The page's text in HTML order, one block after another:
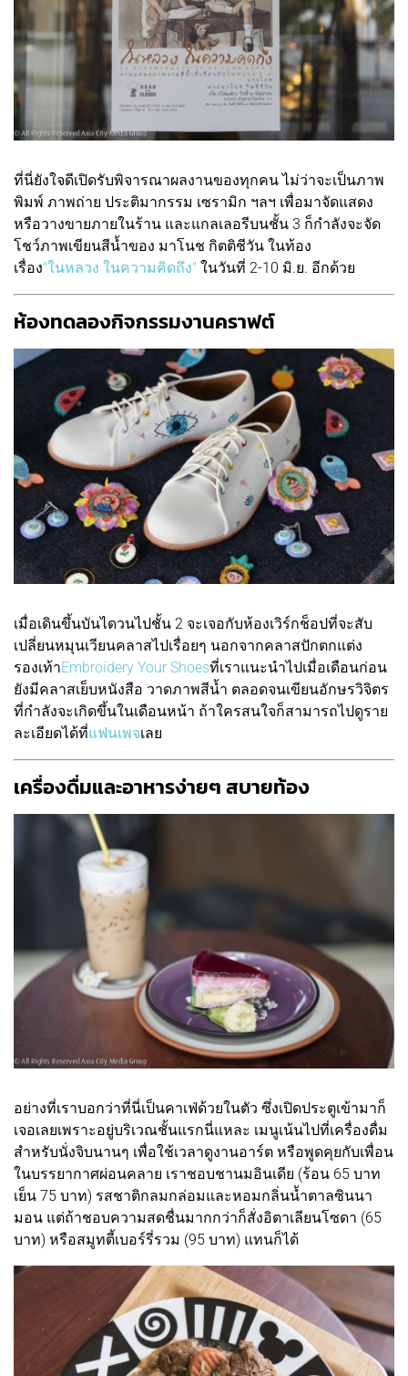
ที่นี่ยังใจดีเปิดรับพิจารณาผลงานของทุกคน ไม่ว่าจะเป็นภาพ
พิมพ์ ภาพถ่าย ประติมากรรม เซรามิก ฯลฯ เพื่อมาจัดแสดง
หรือวางขายภายในร้าน และแกลเลอรีบนชั้น 3 ก็กำลังจะจัด
โชว์ภาพเขียนสีน้ำของ มาโนช กิตติชีวัน ในท้อง
เรื่อง"ในหลวง ในความคิดถึง" ในวันที่ 2-10 มิ.ย. อีกด้วย
ห้องทดลองกิจกรรมงานคราฟต์
เมื่อเดินขึ้นบันไดวนไปชั้น 2 จะเจอกับห้องเวิร์กช็อปที่จะสับ
เปลี่ยนหมุนเวียนคลาสไปเรื่อยๆ นอกจากคลาสปักตกแต่ง
รองเท้าEmbroidery Your Shoesที่เราแนะนำไปเมื่อเดือนก่อน
ยังมีคลาสเย็บหนังสือ วาดภาพสีน้ำ ตลอดจนเขียนอักษรวิจิตร
ที่กำลังจะเกิดขึ้นในเดือนหน้า ถ้าใครสนใจก็สามารถไปดูราย
ละเอียดได้ที่แฟนเพจเลย
เครื่องดื่มและอาหารง่ายๆ สบายท้อง
อย่างที่เราบอกว่าที่นี่เป็นคาเฟ่ด้วยในตัว ซึ่งเปิดประตูเข้ามาก็
เจอเลยเพราะอยู่บริเวณชั้นแรกนี่แหละ เมนูเน้นไปที่เครื่องดื่ม
สำหรับนั่งจิบนานๆ เพื่อใช้เวลาดูงานอาร์ต หรือพูดคุยกับเพื่อน
ในบรรยากาศผ่อนคลาย เราชอบชานมอินเดีย (ร้อน 65 บาท
เย็น 75 บาท) รสชาติกลมกล่อมและหอมกลิ่นน้ำตาลซินนา
มอน แต่ถ้าชอบความสดชื่นมากกว่าก็สั่งอิตาเลียนโซดา (65
บาท) หรือสมูทตี้เบอร์รี่รวม (95 บาท) แทนก็ได้